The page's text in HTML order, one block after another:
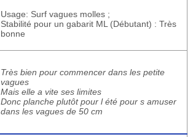
Usage: Surf vagues molles ;
Stabilité pour un gabarit ML (Débutant) : Très
bonne
Très bien pour commencer dans les petite
vagues
Mais elle a vite ses limites
Donc planche plutôt pour l été pour s amuser
dans les vagues de 50 cm